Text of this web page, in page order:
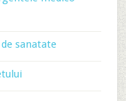
sanatate